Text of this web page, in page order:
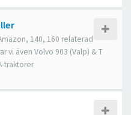
140, 160 relaterad
vi även Volvo 903 (Valp) & T
traktorer